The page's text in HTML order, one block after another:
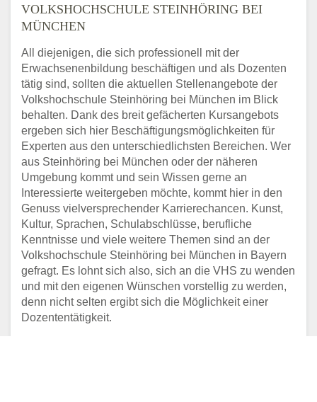
VOLKSHOCHSCHULE STEINHÖRING BEI
MÜNCHEN
All diejenigen, die sich professionell mit der
Erwachsenenbildung beschäftigen und als Dozenten
tätig sind, sollten die aktuellen Stellenangebote der
Volkshochschule Steinhöring bei München im Blick
behalten. Dank des breit gefächerten Kursangebots
ergeben sich hier Beschäftigungsmöglichkeiten für
Experten aus den unterschiedlichsten Bereichen. Wer
aus Steinhöring bei München oder der näheren
Umgebung kommt und sein Wissen gerne an
Interessierte weitergeben möchte, kommt hier in den
Genuss vielversprechender Karrierechancen. Kunst,
Kultur, Sprachen, Schulabschlüsse, berufliche
Kenntnisse und viele weitere Themen sind an der
Volkshochschule Steinhöring bei München in Bayern
gefragt. Es lohnt sich also, sich an die VHS zu wenden
und mit den eigenen Wünschen vorstellig zu werden,
denn nicht selten ergibt sich die Möglichkeit einer
Dozententätigkeit.